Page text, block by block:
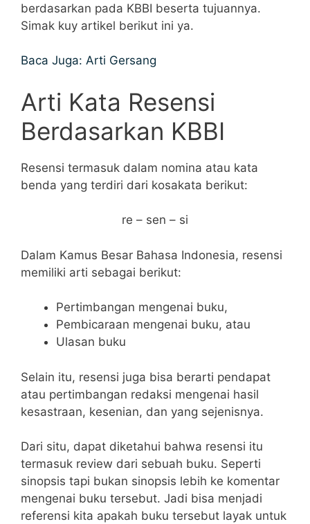
berdasarkan pada KBBI beserta tujuannya.
Simak kuy artikel berikut ini ya.
Baca Juga: Arti Gersang
Arti Kata Resensi
Berdasarkan KBBI
Resensi termasuk dalam nomina atau kata
benda yang terdiri dari kosakata berikut:
re – sen – si
Dalam Kamus Besar Bahasa Indonesia, resensi
memiliki arti sebagai berikut:
Pertimbangan mengenai buku,
Pembicaraan mengenai buku, atau
Ulasan buku
Selain itu, resensi juga bisa berarti pendapat
atau pertimbangan redaksi mengenai hasil
kesastraan, kesenian, dan yang sejenisnya.
Dari situ, dapat diketahui bahwa resensi itu
termasuk review dari sebuah buku. Seperti
sinopsis tapi bukan sinopsis lebih ke komentar
mengenai buku tersebut. Jadi bisa menjadi
referensi kita apakah buku tersebut layak untuk